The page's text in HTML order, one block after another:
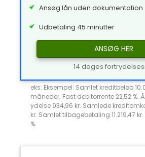
Ansøg lån uden dokumentation
Udbetaling 45 minutter
ANSØG HER
14 dages
eks: Eksempel: Samlet kreditbeløb
måneder. Fast debitorrente 22,52 %.
ydelse 934,96 kr. Samlede
kr. Samlet tilbagebetaling 11.219,47 kr.
%.